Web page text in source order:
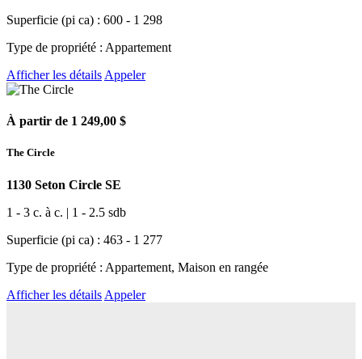
Superficie (pi ca) : 600 - 1 298
Type de propriété : Appartement
Afficher les détails Appeler
À partir de 1 249,00 $
The Circle
1130 Seton Circle SE
1 - 3 c. à c. | 1 - 2.5 sdb
Superficie (pi ca) : 463 - 1 277
Type de propriété : Appartement, Maison en rangée
Afficher les détails Appeler